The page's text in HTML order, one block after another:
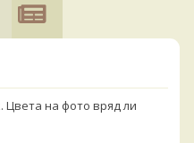
Цвета на фото вряд ли